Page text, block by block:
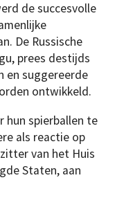
de succesvolle
De Russische
prees destijds
en suggereerde
ontwikkeld.
hun spierballen te
als reactie op
van het Huis
Staten, aan